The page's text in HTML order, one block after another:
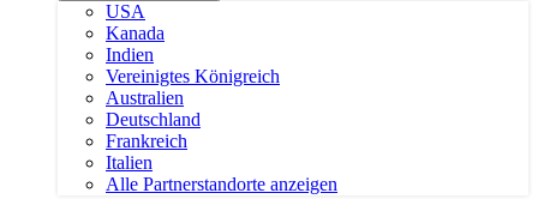
USA
Kanada
Indien
Vereinigtes Königreich
Australien
Deutschland
Frankreich
Italien
Alle Partnerstandorte anzeigen